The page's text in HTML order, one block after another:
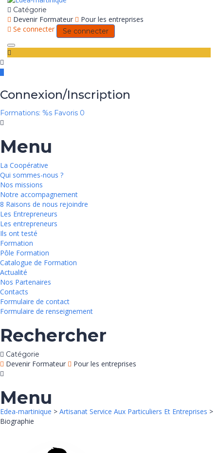
Catégorie
Devenir Formateur
Pour les entreprises
Se connecter
Se connecter
Toggle
navigation
Connexion/Inscription
Formations: %s Favoris 0
Menu
La Coopérative
Qui sommes-nous ?
Nos missions
Notre accompagnement
8 Raisons de nous rejoindre
Les Entrepreneurs
Les entrepreneurs
Ils ont testé
Formation
Pôle Formation
Catalogue de Formation
Actualité
Nos Partenaires
Contacts
Formulaire de contact
Formulaire de renseignement
Rechercher
Catégorie
Devenir Formateur Pour les entreprises
Menu
Edea-martinique > Artisanat Service Aux Particuliers Et Entreprises >
Biographie